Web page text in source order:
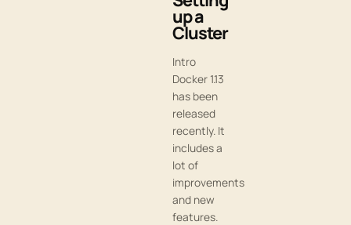
up a
Cluster
Intro
Docker 1.13
has been
released
recently. It
includes a
lot of
improvements
and new
features.